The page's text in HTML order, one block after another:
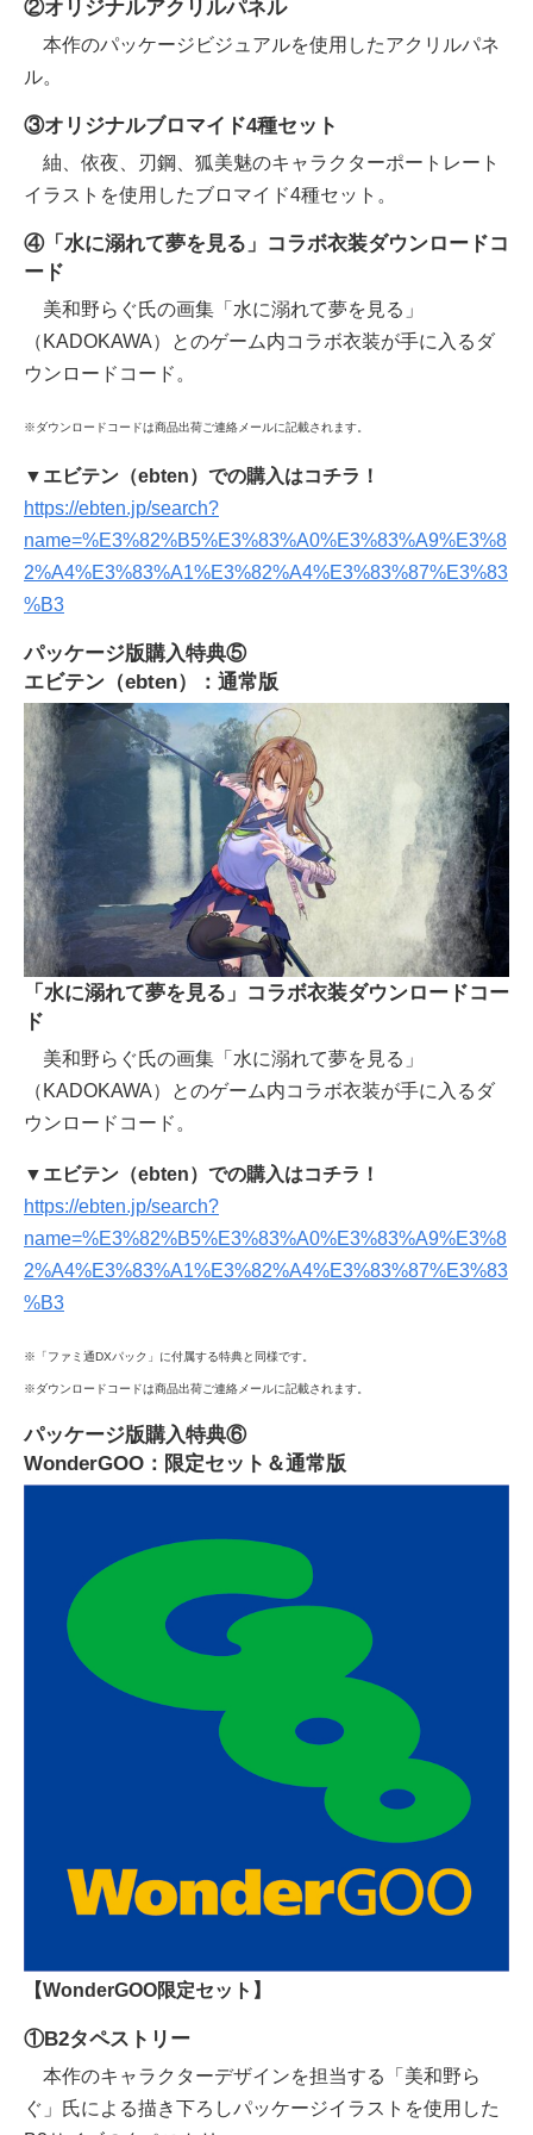
②オリジナルアクリルパネル
本作のパッケージビジュアルを使用したアクリルパネ
ル。
③オリジナルブロマイド4種セット
紬、依夜、刃鋼、狐美魅のキャラクターポートレート
イラストを使用したブロマイド4種セット。
④「水に溺れて夢を見る」コラボ衣装ダウンロードコ
ード
美和野らぐ氏の画集「水に溺れて夢を見る」
（KADOKAWA）とのゲーム内コラボ衣装が手に入るダ
ウンロードコード。
※ダウンロードコードは商品出荷ご連絡メールに記載されます。
▼エビテン（ebten）での購入はコチラ！
https://ebten.jp/search?
name=%E3%82%B5%E3%83%A0%E3%83%A9%E3%8
2%A4%E3%83%A1%E3%82%A4%E3%83%87%E3%83
%B3
パッケージ版購入特典⑤
エビテン（ebten）：通常版
「水に溺れて夢を見る」コラボ衣装ダウンロードコー
ド
美和野らぐ氏の画集「水に溺れて夢を見る」
（KADOKAWA）とのゲーム内コラボ衣装が手に入るダ
ウンロードコード。
▼エビテン（ebten）での購入はコチラ！
https://ebten.jp/search?
name=%E3%82%B5%E3%83%A0%E3%83%A9%E3%8
2%A4%E3%83%A1%E3%82%A4%E3%83%87%E3%83
%B3
※「ファミ通DXパック」に付属する特典と同様です。
※ダウンロードコードは商品出荷ご連絡メールに記載されます。
パッケージ版購入特典⑥
WonderGOO：限定セット＆通常版
【WonderGOO限定セット】
①B2タペストリー
本作のキャラクターデザインを担当する「美和野ら
ぐ」氏による描き下ろしパッケージイラストを使用した